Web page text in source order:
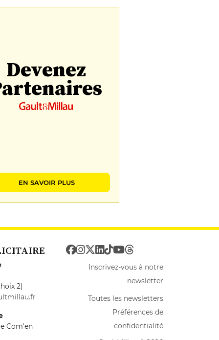
Devenez
EN SAVOIR PLUS
2)
Com'en
Inscrivez-vous à notre
newsletter
Toutes les newsletters
Préférences de
confidentialité